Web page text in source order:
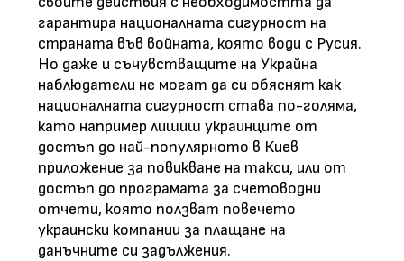
гарантира националната сигурност на
страната във войната, която води с Русия.
Но даже и съчувстващите на Украйна
наблюдатели не могат да си обяснят как
националната сигурност става по-голяма,
като например лишиш украинците от
достъп до най-популярното в Киев
приложение за повикване на такси, или от
достъп до програмата за счетоводни
отчети, която ползват повечето
украински компании за плащане на
данъчните си задължения.